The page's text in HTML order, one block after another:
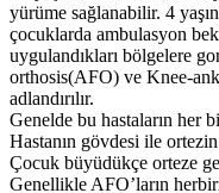
yürüme sağlanabilir. 4
çocuklarda ambulasyon
uygulandıkları bölgelere
orthosis(AFO) ve Knee-
adlandırılır.
Genelde bu hastaların her
Hastanın gövdesi ile
Çocuk büyüdükçe orteze
Genellikle AFO’ların